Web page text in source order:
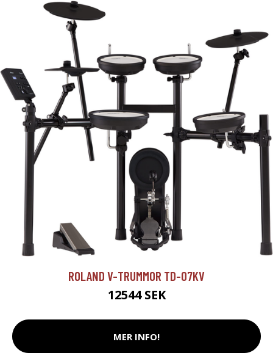
ROLAND V-TRUMMOR TD-07KV
12544 SEK
MER INFO!